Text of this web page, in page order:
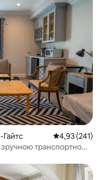
Гайтс Середня
4,93 (241)
зручною транспортною